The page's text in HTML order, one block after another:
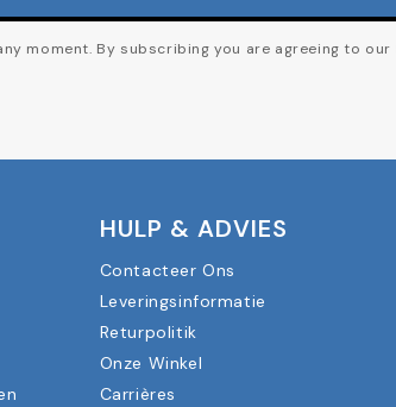
moment. By subscribing you are agreeing to our
HULP & ADVIES
Contacteer Ons
Leveringsinformatie
Returpolitik
Onze Winkel
Carrières